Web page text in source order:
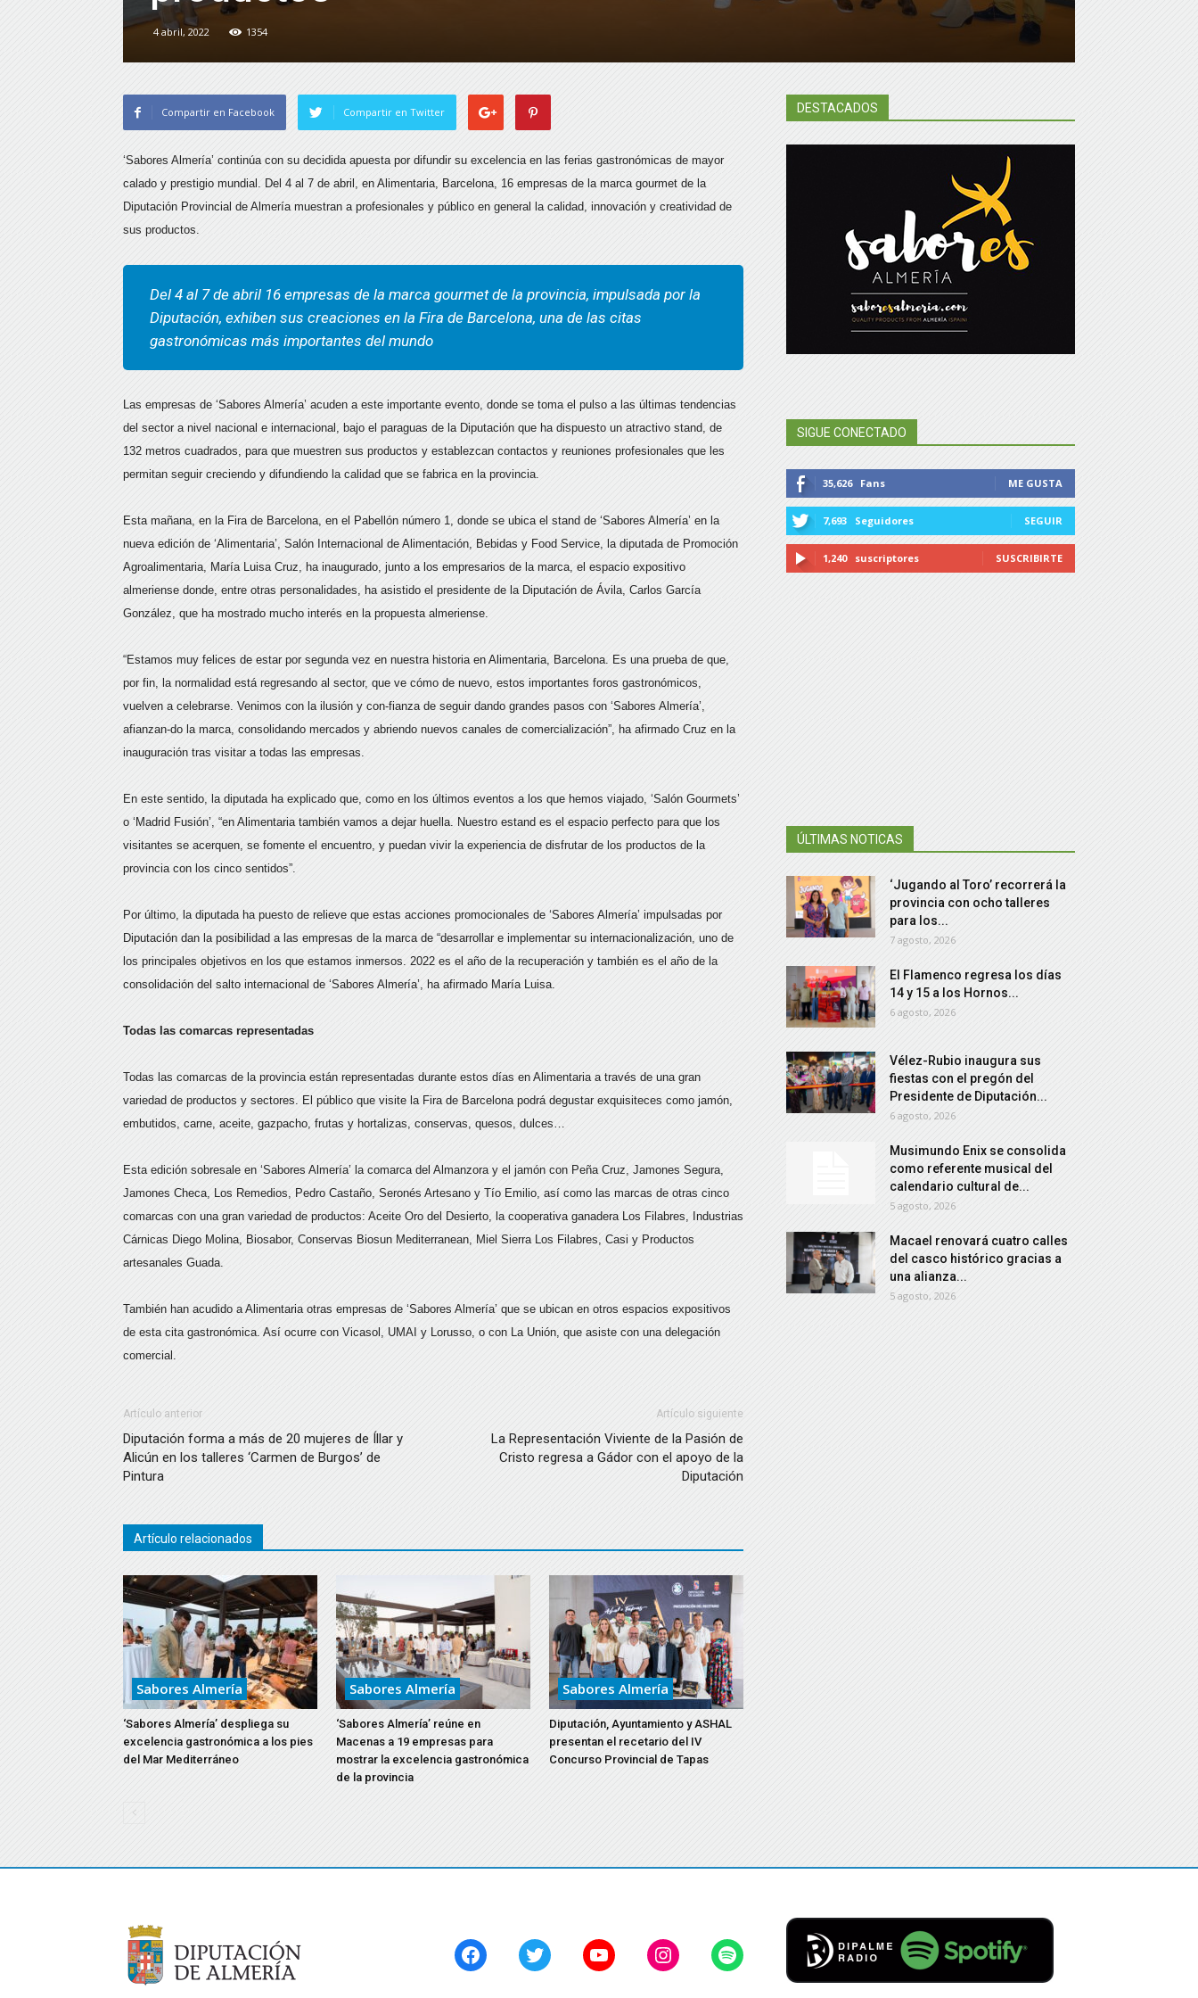
4 abril, 2022 1354
Compartir en Facebook Compartir en Twitter
‘Sabores Almería’ continúa con su decidida apuesta por difundir su excelencia en las ferias gastronómicas de mayor
calado y prestigio mundial. Del 4 al 7 de abril, en Alimentaria, Barcelona, 16 empresas de la marca gourmet de la
Diputación Provincial de Almería muestran a profesionales y público en general la calidad, innovación y creatividad de
sus productos.
Del 4 al 7 de abril 16 empresas de la marca gourmet de la provincia, impulsada por la
Diputación, exhiben sus creaciones en la Fira de Barcelona, una de las citas
gastronómicas más importantes del mundo
Las empresas de ‘Sabores Almería’ acuden a este importante evento, donde se toma el pulso a las últimas tendencias
del sector a nivel nacional e internacional, bajo el paraguas de la Diputación que ha dispuesto un atractivo stand, de
132 metros cuadrados, para que muestren sus productos y establezcan contactos y reuniones profesionales que les
permitan seguir creciendo y difundiendo la calidad que se fabrica en la provincia.
Esta mañana, en la Fira de Barcelona, en el Pabellón número 1, donde se ubica el stand de ‘Sabores Almería’ en la
nueva edición de ‘Alimentaria’, Salón Internacional de Alimentación, Bebidas y Food Service, la diputada de Promoción
Agroalimentaria, María Luisa Cruz, ha inaugurado, junto a los empresarios de la marca, el espacio expositivo
almeriense donde, entre otras personalidades, ha asistido el presidente de la Diputación de Ávila, Carlos García
González, que ha mostrado mucho interés en la propuesta almeriense.
“Estamos muy felices de estar por segunda vez en nuestra historia en Alimentaria, Barcelona. Es una prueba de que,
por fin, la normalidad está regresando al sector, que ve cómo de nuevo, estos importantes foros gastronómicos,
vuelven a celebrarse. Venimos con la ilusión y con-fianza de seguir dando grandes pasos con ‘Sabores Almería’,
afianzan-do la marca, consolidando mercados y abriendo nuevos canales de comercialización”, ha afirmado Cruz en la
inauguración tras visitar a todas las empresas.
En este sentido, la diputada ha explicado que, como en los últimos eventos a los que hemos viajado, ‘Salón Gourmets’
o ‘Madrid Fusión’, “en Alimentaria también vamos a dejar huella. Nuestro estand es el espacio perfecto para que los
visitantes se acerquen, se fomente el encuentro, y puedan vivir la experiencia de disfrutar de los productos de la
provincia con los cinco sentidos”.
Por último, la diputada ha puesto de relieve que estas acciones promocionales de ‘Sabores Almería’ impulsadas por
Diputación dan la posibilidad a las empresas de la marca de “desarrollar e implementar su internacionalización, uno de
los principales objetivos en los que estamos inmersos. 2022 es el año de la recuperación y también es el año de la
consolidación del salto internacional de ‘Sabores Almería’, ha afirmado María Luisa.
Todas las comarcas representadas
Todas las comarcas de la provincia están representadas durante estos días en Alimentaria a través de una gran
variedad de productos y sectores. El público que visite la Fira de Barcelona podrá degustar exquisiteces como jamón,
embutidos, carne, aceite, gazpacho, frutas y hortalizas, conservas, quesos, dulces…
Esta edición sobresale en ‘Sabores Almería’ la comarca del Almanzora y el jamón con Peña Cruz, Jamones Segura,
Jamones Checa, Los Remedios, Pedro Castaño, Seronés Artesano y Tío Emilio, así como las marcas de otras cinco
comarcas con una gran variedad de productos: Aceite Oro del Desierto, la cooperativa ganadera Los Filabres, Industrias
Cárnicas Diego Molina, Biosabor, Conservas Biosun Mediterranean, Miel Sierra Los Filabres, Casi y Productos
artesanales Guada.
También han acudido a Alimentaria otras empresas de ‘Sabores Almería’ que se ubican en otros espacios expositivos
de esta cita gastronómica. Así ocurre con Vicasol, UMAI y Lorusso, o con La Unión, que asiste con una delegación
comercial.
Artículo anterior
Diputación forma a más de 20 mujeres de Íllar y
Alicún en los talleres ‘Carmen de Burgos’ de
Pintura
Artículo siguiente
La Representación Viviente de la Pasión de
Cristo regresa a Gádor con el apoyo de la
Diputación
Artículo relacionados
Sabores Almería
‘Sabores Almería’ despliega su
excelencia gastronómica a los pies
del Mar Mediterráneo
Sabores Almería
‘Sabores Almería’ reúne en
Macenas a 19 empresas para
mostrar la excelencia gastronómica
de la provincia
Sabores Almería
Diputación, Ayuntamiento y ASHAL
presentan el recetario del IV
Concurso Provincial de Tapas
DESTACADOS
SIGUE CONECTADO
35,626 Fans ME GUSTA
7,693 Seguidores SEGUIR
1,240 suscriptores SUSCRIBIRTE
ÚLTIMAS NOTICAS
‘Jugando al Toro’ recorrerá la
provincia con ocho talleres
para los...
7 agosto, 2026
El Flamenco regresa los días
14 y 15 a los Hornos...
6 agosto, 2026
Vélez-Rubio inaugura sus
fiestas con el pregón del
Presidente de Diputación...
6 agosto, 2026
Musimundo Enix se consolida
como referente musical del
calendario cultural de...
5 agosto, 2026
Macael renovará cuatro calles
del casco histórico gracias a
una alianza...
5 agosto, 2026
FacebookTwitterYouTubeInstagramSpotify